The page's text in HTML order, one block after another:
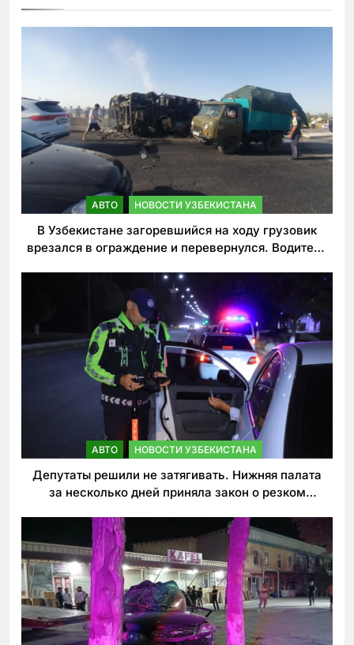
АВТО НОВОСТИ УЗБЕКИСТАНА
В Узбекистане загоревшийся на ходу грузовик
врезался в ограждение и перевернулся. Водитель
АВТО НОВОСТИ УЗБЕКИСТАНА
Депутаты решили не затягивать. Нижняя палата
за несколько дней приняла закон о резком